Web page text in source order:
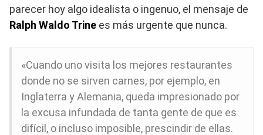
parecer hoy algo idealista o ingenuo, el mensaje de
Ralph Waldo Trine es más urgente que nunca.
«Cuando uno visita los mejores restaurantes
donde no se sirven carnes, por ejemplo, en
Inglaterra y Alemania, queda impresionado por
la excusa infundada de tanta gente de que es
difícil, o incluso imposible, prescindir de ellas.